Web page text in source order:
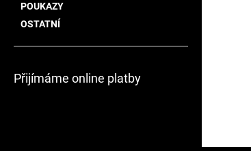
POUKAZY
OSTATNÍ
Přijímáme online platby